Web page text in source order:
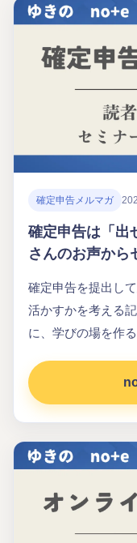
確定申告メルマガ
確定申告は「出
さんのお声から
確定申告を提出し
活かすかを考える
に、学びの場を作